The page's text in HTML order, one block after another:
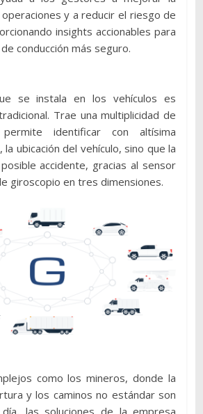
y a reducir el riesgo de
insights accionables para
conducción más seguro.
se instala en los vehículos es
Trae una multiplicidad de
identificar con altísima
ubicación del vehículo, sino que la
accidente, gracias al sensor
giroscopio en tres dimensiones.
como los mineros, donde la
y los caminos no estándar son
las soluciones de la empresa